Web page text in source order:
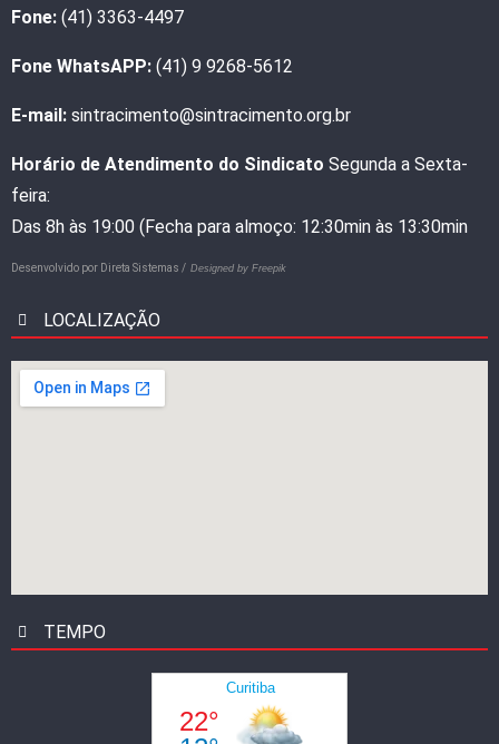
Fone: (41) 3363-4497
Fone WhatsAPP: (41) 9 9268-5612
E-mail: sintracimento@sintracimento.org.br
Horário de Atendimento do Sindicato Segunda a Sexta-
feira:
Das 8h às 19:00 (Fecha para almoço: 12:30min às 13:30min
Desenvolvido por Direta Sistemas / Designed by Freepik
LOCALIZAÇÃO
TEMPO